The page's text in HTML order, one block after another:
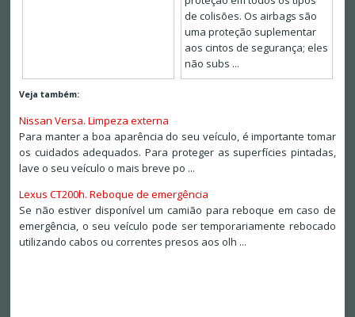
de colisões. Os airbags são
uma proteção suplementar
aos cintos de segurança; eles
não subs ...
Veja também:
Nissan Versa. Limpeza externa
Para manter a boa aparência do seu veículo, é importante tomar
os cuidados adequados. Para proteger as superfícies pintadas,
lave o seu veículo o mais breve po ...
Lexus CT200h. Reboque de emergência
Se não estiver disponível um camião para reboque em caso de
emergência, o seu veículo pode ser temporariamente rebocado
utilizando cabos ou correntes presos aos olh ...